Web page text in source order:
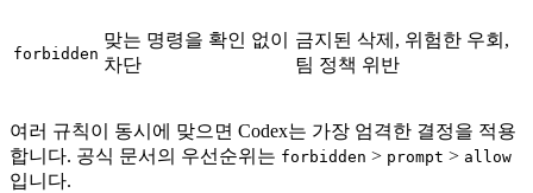
forbidden
맞는 명령을 확인 없이
차단
금지된 삭제, 위험한 우회,
팀 정책 위반
여러 규칙이 동시에 맞으면 Codex는 가장 엄격한 결정을 적용
합니다. 공식 문서의 우선순위는 forbidden > prompt > allow
입니다.